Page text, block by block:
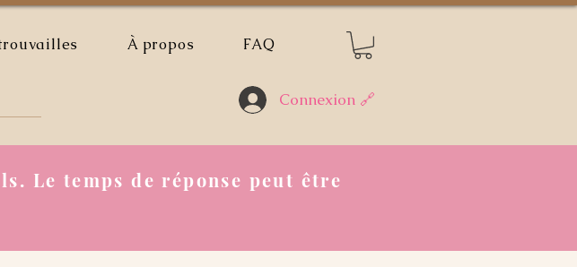
À propos FAQ
Connexion 🔗
Le temps de réponse peut être